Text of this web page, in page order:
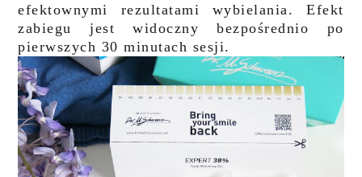
efektownymi rezultatami wybielania. Efekt
zabiegu jest widoczny bezpośrednio po
pierwszych 30 minutach sesji.